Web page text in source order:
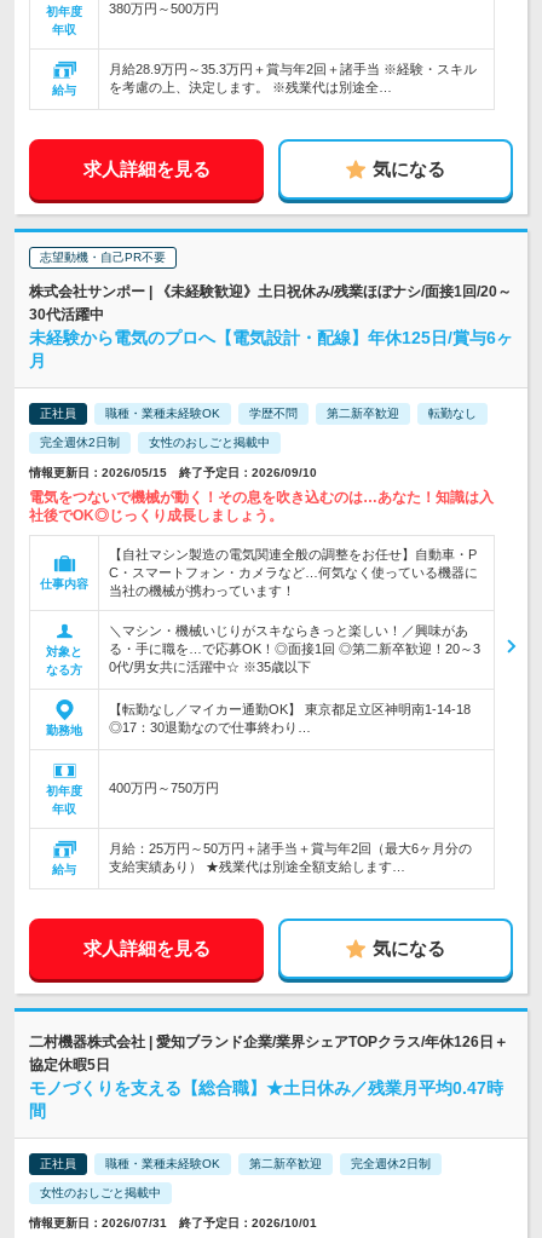
初年度
年収
380万円～500万円
給与
月給28.9万円～35.3万円＋賞与年2回＋諸手当 ※経験・スキル
を考慮の上、決定します。 ※残業代は別途全…
求人詳細を見る 気になる
志望動機・自己PR不要
株式会社サンポー | 《未経験歓迎》土日祝休み/残業ほぼナシ/面接1回/20～
30代活躍中
未経験から電気のプロへ【電気設計・配線】年休125日/賞与6ヶ
月
正社員 職種・業種未経験OK 学歴不問 第二新卒歓迎 転勤なし
完全週休2日制 女性のおしごと掲載中
情報更新日：2026/05/15 終了予定日：2026/09/10
電気をつないで機械が動く！その息を吹き込むのは…あなた！知識は入
社後でOK◎じっくり成長しましょう。
仕事内容
【自社マシン製造の電気関連全般の調整をお任せ】自動車・P
C・スマートフォン・カメラなど…何気なく使っている機器に
当社の機械が携わっています！
対象と
なる方
＼マシン・機械いじりがスキならきっと楽しい！／興味があ
る・手に職を…で応募OK！◎面接1回 ◎第二新卒歓迎！20～3
0代/男女共に活躍中☆ ※35歳以下
勤務地
【転勤なし／マイカー通勤OK】 東京都足立区神明南1-14-18
◎17：30退勤なので仕事終わり…
初年度
年収
400万円～750万円
給与
月給：25万円～50万円＋諸手当＋賞与年2回（最大6ヶ月分の
支給実績あり） ★残業代は別途全額支給します…
求人詳細を見る 気になる
二村機器株式会社 | 愛知ブランド企業/業界シェアTOPクラス/年休126日＋
協定休暇5日
モノづくりを支える【総合職】★土日休み／残業月平均0.47時
間
正社員 職種・業種未経験OK 第二新卒歓迎 完全週休2日制
女性のおしごと掲載中
情報更新日：2026/07/31 終了予定日：2026/10/01